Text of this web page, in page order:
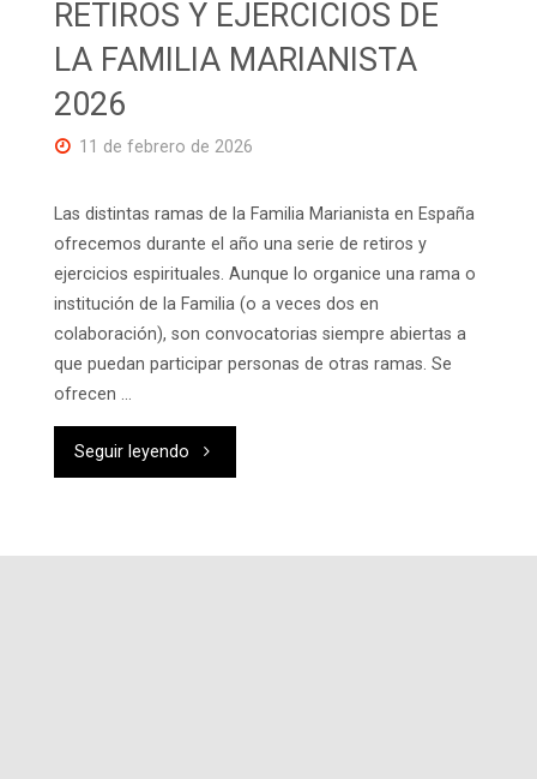
RETIROS Y EJERCICIOS DE
LA FAMILIA MARIANISTA
2026
11 de febrero de 2026
Las distintas ramas de la Familia Marianista en España
ofrecemos durante el año una serie de retiros y
ejercicios espirituales. Aunque lo organice una rama o
institución de la Familia (o a veces dos en
colaboración), son convocatorias siempre abiertas a
que puedan participar personas de otras ramas. Se
ofrecen …
Seguir leyendo "RETIROS
EJERCICIOS